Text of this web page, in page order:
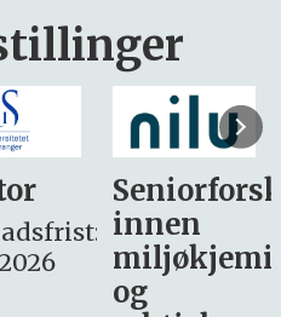
søker
– fast